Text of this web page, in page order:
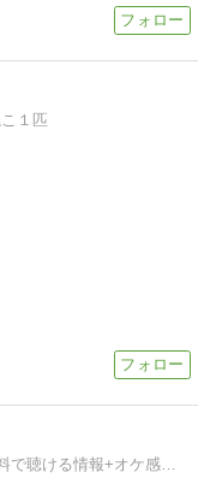
１匹
気になるコンサート情報+ネットにて無料で聴ける情報+オケ感想+猫+100均その他モロモロ感想ブログ*